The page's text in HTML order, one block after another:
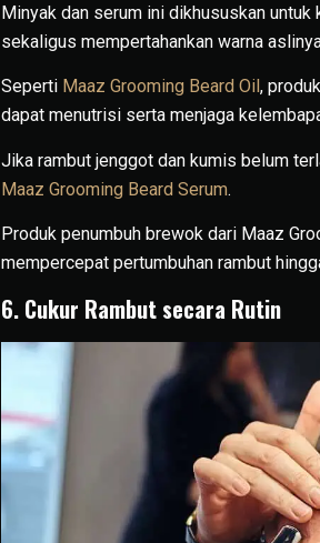
Minyak dan serum ini dikhususkan untuk
sekaligus mempertahankan warna
Seperti Maaz Grooming Beard Oil ,
dapat menutrisi serta menjaga
Jika rambut jenggot dan kumis belum
Maaz Grooming Beard Serum.
Produk penumbuh brewok dari Maaz
mempercepat pertumbuhan rambut
6. Cukur Rambut secara Rutin